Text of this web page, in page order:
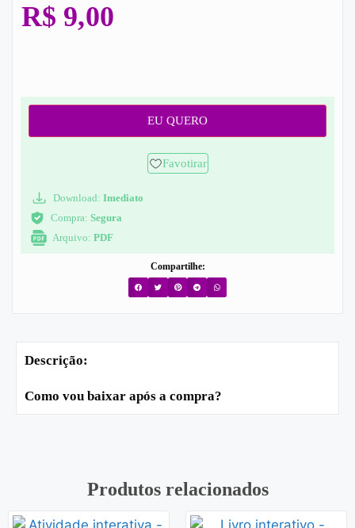
R$ 9,00
EU QUERO
Favotirar
Download: Imediato
Compra: Segura
Arquivo: PDF
Compartilhe:
Descrição:
Como vou baixar após a compra?
Produtos relacionados